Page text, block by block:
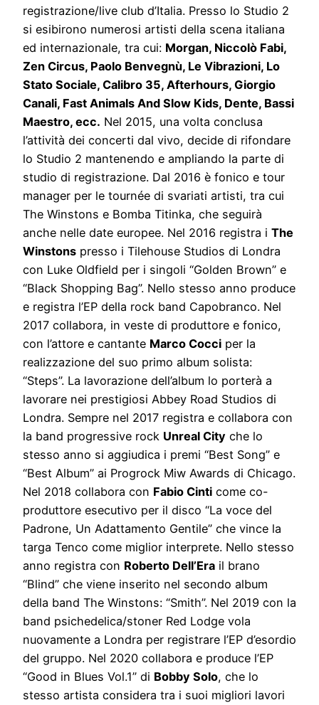
registrazione/live club d’Italia. Presso lo Studio 2
si esibirono numerosi artisti della scena italiana
ed internazionale, tra cui: Morgan, Niccolò Fabi,
Zen Circus, Paolo Benvegnù, Le Vibrazioni, Lo
Stato Sociale, Calibro 35, Afterhours, Giorgio
Canali, Fast Animals And Slow Kids, Dente, Bassi
Maestro, ecc. Nel 2015, una volta conclusa
l’attività dei concerti dal vivo, decide di rifondare
lo Studio 2 mantenendo e ampliando la parte di
studio di registrazione. Dal 2016 è fonico e tour
manager per le tournée di svariati artisti, tra cui
The Winstons e Bomba Titinka, che seguirà
anche nelle date europee. Nel 2016 registra i The
Winstons presso i Tilehouse Studios di Londra
con Luke Oldfield per i singoli “Golden Brown” e
“Black Shopping Bag”. Nello stesso anno produce
e registra l’EP della rock band Capobranco. Nel
2017 collabora, in veste di produttore e fonico,
con l’attore e cantante Marco Cocci per la
realizzazione del suo primo album solista:
“Steps”. La lavorazione dell’album lo porterà a
lavorare nei prestigiosi Abbey Road Studios di
Londra. Sempre nel 2017 registra e collabora con
la band progressive rock Unreal City che lo
stesso anno si aggiudica i premi “Best Song” e
“Best Album” ai Progrock Miw Awards di Chicago.
Nel 2018 collabora con Fabio Cinti come co-
produttore esecutivo per il disco “La voce del
Padrone, Un Adattamento Gentile” che vince la
targa Tenco come miglior interprete. Nello stesso
anno registra con Roberto Dell’Era il brano
“Blind” che viene inserito nel secondo album
della band The Winstons: “Smith”. Nel 2019 con la
band psichedelica/stoner Red Lodge vola
nuovamente a Londra per registrare l’EP d’esordio
del gruppo. Nel 2020 collabora e produce l’EP
“Good in Blues Vol.1” di Bobby Solo, che lo
stesso artista considera tra i suoi migliori lavori